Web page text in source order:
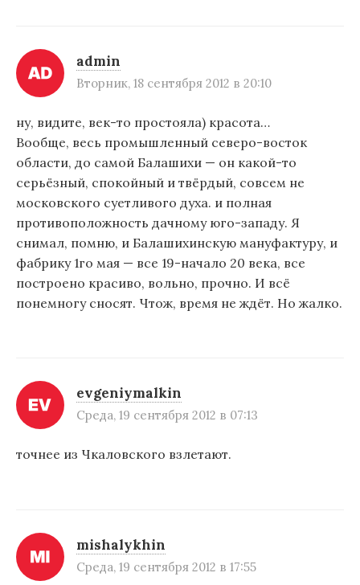
admin
Вторник, 18 сентября 2012 в 20:10
ну, видите, век-то простояла) красота…
Вообще, весь промышленный северо-восток
области, до самой Балашихи — он какой-то
серьёзный, спокойный и твёрдый, совсем не
московского суетливого духа. и полная
противоположность дачному юго-западу. Я
снимал, помню, и Балашихинскую мануфактуру, и
фабрику 1го мая — все 19-начало 20 века, все
построено красиво, вольно, прочно. И всё
понемногу сносят. Чтож, время не ждёт. Но жалко.
evgeniymalkin
Среда, 19 сентября 2012 в 07:13
точнее из Чкаловского взлетают.
mishalykhin
Среда, 19 сентября 2012 в 17:55